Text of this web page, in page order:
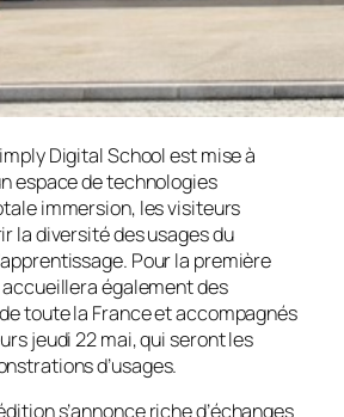
Digital School est mise à
espace de technologies
immersion, les visiteurs
la diversité des usages du
Pour la première
également des
toute la France et accompagnés
jeudi 22 mai, qui seront les
d’usages.
s’annonce riche d’échanges